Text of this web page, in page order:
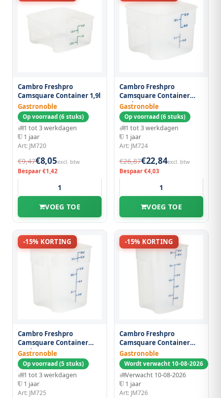
Cambro Freshpro
Camsquare Container 1,9l
Gastronoble
Op voorraad (6 stuks)
1 tot 3 werkdagen
1 jaar
Art: JM720
€9,47€8,05excl. btw
Bespaar €1,42
VOEG TOE
Cambro Freshpro
Camsquare Container
11.4l
Gastronoble
Op voorraad (6 stuks)
1 tot 3 werkdagen
1 jaar
Art: JM724
€26,87€22,84excl. btw
Bespaar €4,03
VOEG TOE
-15% KORTING
Cambro Freshpro
Camsquare Container
17,2l
Gastronoble
Op voorraad (5 stuks)
1 tot 3 werkdagen
1 jaar
Art: JM725
-15% KORTING
Cambro Freshpro
Camsquare Container
20,8 L
Gastronoble
Wordt verwacht 10-08-2026
Verwacht 10-08-2026
1 jaar
Art: JM726